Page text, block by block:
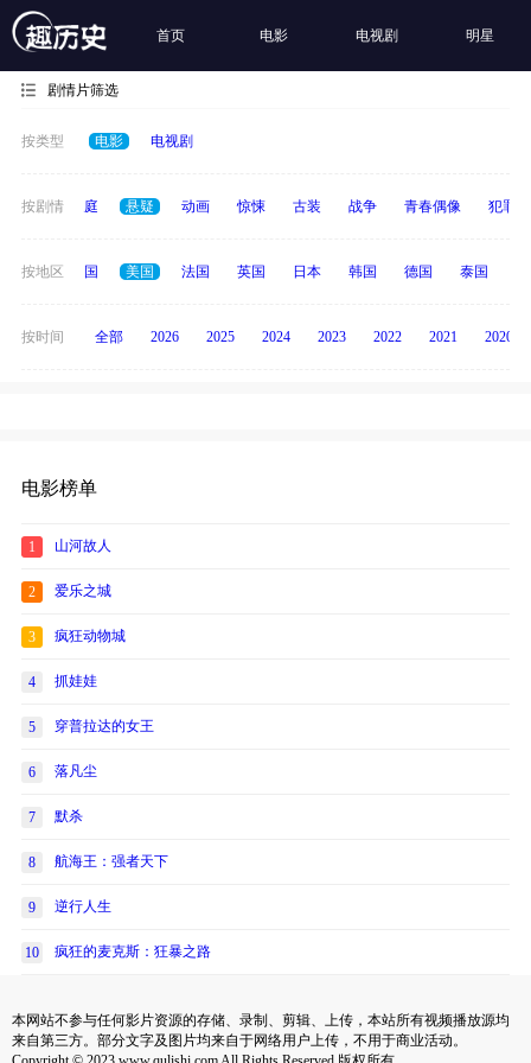
首页 电影 电视剧 明星
剧情片筛选
按类型 电影 电视剧
按剧情
科幻 家庭 悬疑 动画 惊悚 古装 战争 青春偶像 犯罪
按地区
全部 中国 美国 法国 英国 日本 韩国 德国 泰国
按时间 全部 2026 2025 2024 2023 2022 2021 2020
电影榜单
1 山河故人
2 爱乐之城
3 疯狂动物城
4 抓娃娃
5 穿普拉达的女王
6 落凡尘
7 默杀
8 航海王：强者天下
9 逆行人生
10 疯狂的麦克斯：狂暴之路
本网站不参与任何影片资源的存储、录制、剪辑、上传，本站所有视频播放源均
来自第三方。部分文字及图片均来自于网络用户上传，不用于商业活动。